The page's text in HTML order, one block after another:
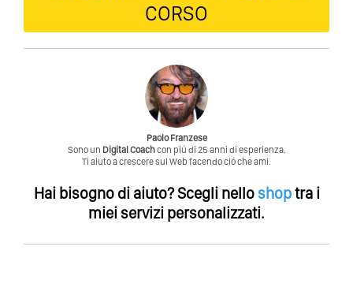
CORSO
Paolo Franzese
Sono un Digital Coachcon piú di 25 anni di esperienza.
Ti aiuto a crescere sul Web facendo ció che ami.
Hai bisogno di aiuto?Scegli nello shoptra i
miei servizi personalizzati.